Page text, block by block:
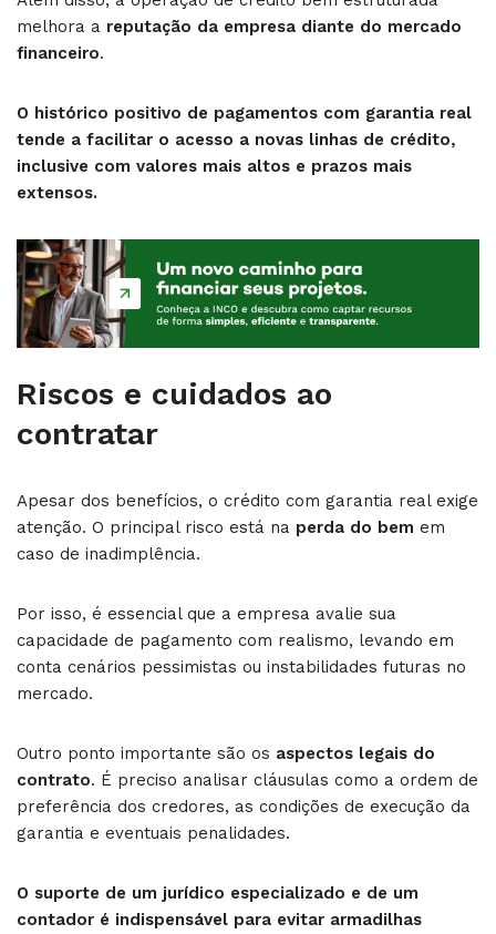
melhora a reputação da empresa diante do mercado
financeiro.
O histórico positivo de pagamentos com garantia real
tende a facilitar o acesso a novas linhas de crédito,
inclusive com valores mais altos e prazos mais
extensos.
Riscos e cuidados ao
contratar
Apesar dos benefícios, o crédito com garantia real exige
atenção. O principal risco está na perda do bem em
caso de inadimplência.
Por isso, é essencial que a empresa avalie sua
capacidade de pagamento com realismo, levando em
conta cenários pessimistas ou instabilidades futuras no
mercado.
Outro ponto importante são os aspectos legais do
contrato. É preciso analisar cláusulas como a ordem de
preferência dos credores, as condições de execução da
garantia e eventuais penalidades.
O suporte de um jurídico especializado e de um
contador é indispensável para evitar armadilhas